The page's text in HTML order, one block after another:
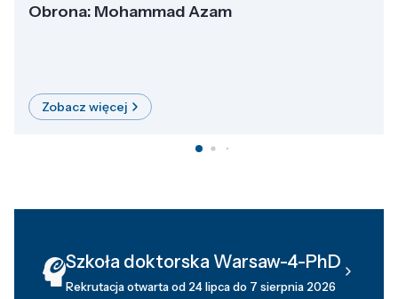
Obrona: Mohammad Azam
Zobacz więcej
Szkoła doktorska Warsaw-4-PhD
Rekrutacja otwarta od 24 lipca do 7 sierpnia 2026